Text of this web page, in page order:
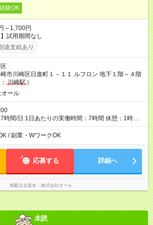
験OK
～1,700円
】試用期間なし
途支給あり
市川崎区日進町１－１１ ルフロン 地下１階～４階
川崎駅 ）
オール
時間/日 1日あたりの実働時間：7時間 休憩：1時間
：3月1日～ ※要相談
/ 副業・WワークOK
応募する 詳細へ
掲載元企業名 株式会社オール
未読